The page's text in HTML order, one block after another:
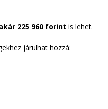
225 960 forint is lehet.
járulhat hozzá: